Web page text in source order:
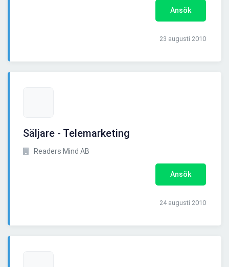
Ansök
23 augusti 2010
Säljare - Telemarketing
Readers Mind AB
Ansök
24 augusti 2010